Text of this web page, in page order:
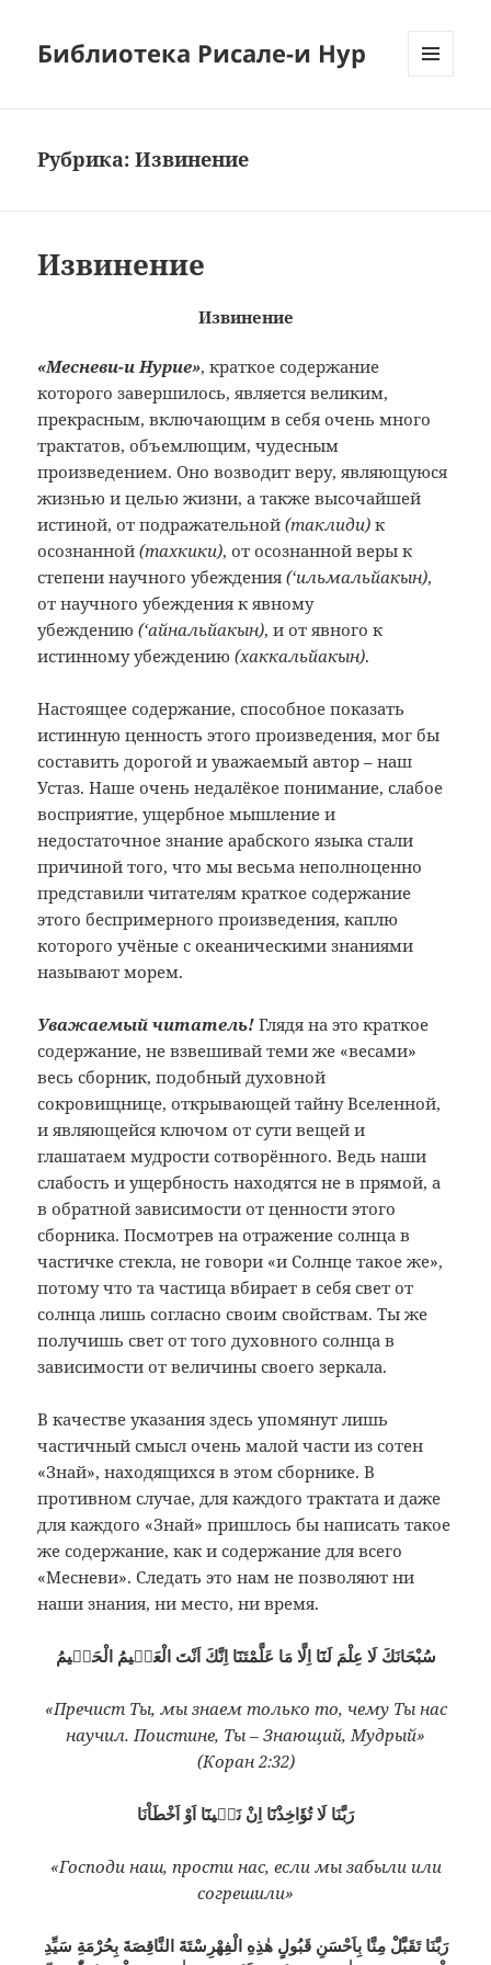
Библиотека Рисале-и Нур
Рубрика:Извинение
Извинение
Извинение
«Месневи-и Нурие», краткое содержание
которого завершилось, является великим,
прекрасным, включающим в себя очень много
трактатов, объемлющим, чудесным
произведением. Оно возводит веру, являющуюся
жизнью и целью жизни, а также высочайшей
истиной, от подражательной(таклиди) к
осознанной(тахкики), от осознанной веры к
степени научного убеждения(‘ильмальйакын),
от научного убеждения к явному
убеждению(‘айнальйакын), и от явного к
истинному убеждению(хаккальйакын).
Настоящее содержание, способное показать
истинную ценность этого произведения, мог бы
составить дорогой и уважаемый автор – наш
Устаз. Наше очень недалёкое понимание, слабое
восприятие, ущербное мышление и
недостаточное знание арабского языка стали
причиной того, что мы весьма неполноценно
представили читателям краткое содержание
этого беспримерного произведения, каплю
которого учёные с океаническими знаниями
называют морем.
Уважаемый читатель! Глядя на это краткое
содержание, не взвешивай теми же «весами»
весь сборник, подобный духовной
сокровищнице, открывающей тайну Вселенной,
и являющейся ключом от сути вещей и
глашатаем мудрости сотворённого. Ведь наши
слабость и ущербность находятся не в прямой, а
в обратной зависимости от ценности этого
сборника. Посмотрев на отражение солнца в
частичке стекла, не говори «и Солнце такое же»,
потому что та частица вбирает в себя свет от
солнца лишь согласно своим свойствам. Ты же
получишь свет от того духовного солнца в
зависимости от величины своего зеркала.
В качестве указания здесь упомянут лишь
частичный смысл очень малой части из сотен
«Знай», находящихся в этом сборнике. В
противном случае, для каждого трактата и даже
для каждого «Знай» пришлось бы написать такое
же содержание, как и содержание для всего
«Месневи». Следать это нам не позволяют ни
наши знания, ни место, ни время.
سُبْحَانَكَ لَا عِلْمَ لَنَٓا اِلَّا مَا عَلَّمْتَنَٓا اِنَّكَ اَنْتَ الْعَلٖيمُ الْحَكٖيمُ
«Пречист Ты, мы знаем только то, чему Ты нас
научил. Поистине, Ты – Знающий, Мудрый»
(Коран 2:32)
رَبَّنَا لَا تُؤَاخِذْنَٓا اِنْ نَسٖينَٓا اَوْ اَخْطَاْنَا
«Господи наш, прости нас, если мы забыли или
согрешили»
رَبَّنَا تَقَبَّلْ مِنَّا بِاَحْسَنِ قَبُولٍ هٰذِهِ الْفِهْرِسْتَةَ النَّاقِصَةَ بِحُرْمَةِ سَيِّدِ